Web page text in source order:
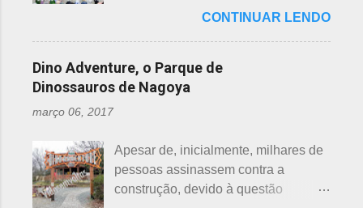
este significado para o climatério
mares, 7 dias da semana, 7 cores, 7
anões, etc... Budistas acreditam em 7
reencarnações. Japoneses
comemoram o sétimo dia após o
semana após a morte e, novamente,
depois de 7 semanas. Não descobri
a razão, mas não é de estranhar
porque há 7 deuses da sorte.
origem do futebol. Muitos povos dos
antigos Egito, Grécia e Roma já
tiveram jogos semelhantes há
milhares de anos, além dos sempre
citados chineses e japoneses. Longe
atualmente, o futebol caiu no gosto
deles e é o primeiro no ranking. O
beisebol caiu para o segundo lugar. A
CONTINUAR LENDO
Dino Adventure, o Parque de
Dinossauros de Nagoya
março 06, 2017
Apesar de, inicialmente, milhares de
pessoas assinassem contra a
construção, devido à questão